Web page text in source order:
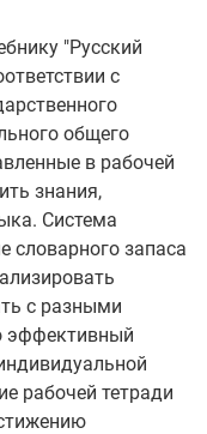
"Русский
с
общего
в рабочей
знания,
Система
словарного запаса
с разными
эффективный
рабочей тетради